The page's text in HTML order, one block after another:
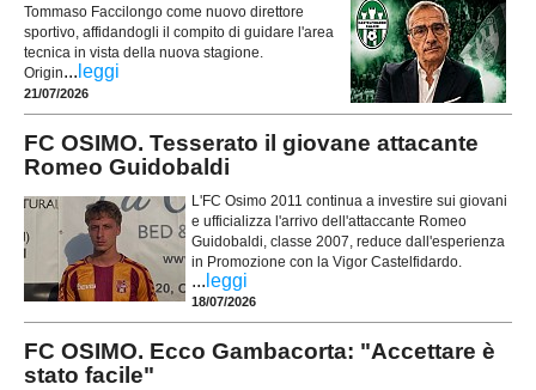
Tommaso Faccilongo come nuovo direttore
sportivo, affidandogli il compito di guidare l'area
tecnica in vista della nuova stagione.
Origin... leggi
21/07/2026
FC OSIMO. Tesserato il giovane attacante
Romeo Guidobaldi
L'FC Osimo 2011 continua a investire sui giovani
e ufficializza l'arrivo dell'attaccante Romeo
Guidobaldi, classe 2007, reduce dall'esperienza
in Promozione con la Vigor Castelfidardo.
... leggi
18/07/2026
FC OSIMO. Ecco Gambacorta: "Accettare è
stato facile"